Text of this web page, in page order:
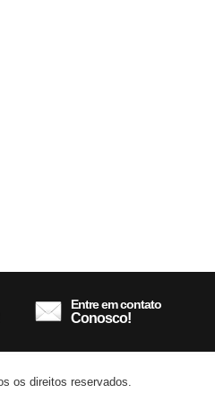
Entre em contato
Conosco!
os direitos reservados.